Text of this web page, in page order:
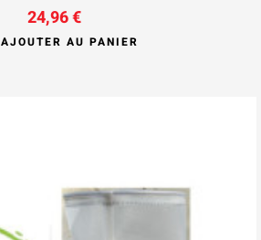
24,96 €
AJOUTER AU PANIER